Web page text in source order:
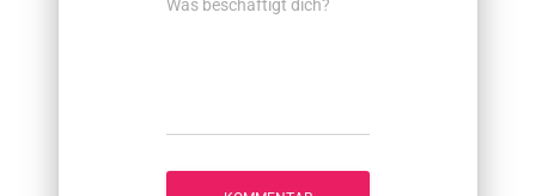
Was beschäftigt dich?